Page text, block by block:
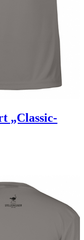
„Classic-